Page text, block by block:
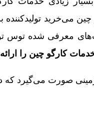
می‌خرید تولیدکننده
معرفی شده توس
کارگو چین را
صورت می‌گیرد که